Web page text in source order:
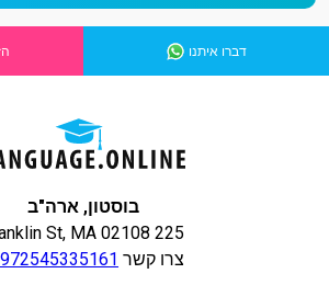
דברו איתנו
בוסטון, ארה"ב
225 Franklin St, MA 02108
צרו קשר